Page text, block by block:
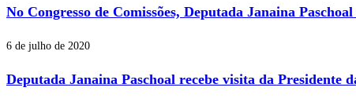
No Congresso de Comissões, Deputada Janaina
6 de julho de 2020
Deputada Janaina Paschoal recebe visita da Presidente